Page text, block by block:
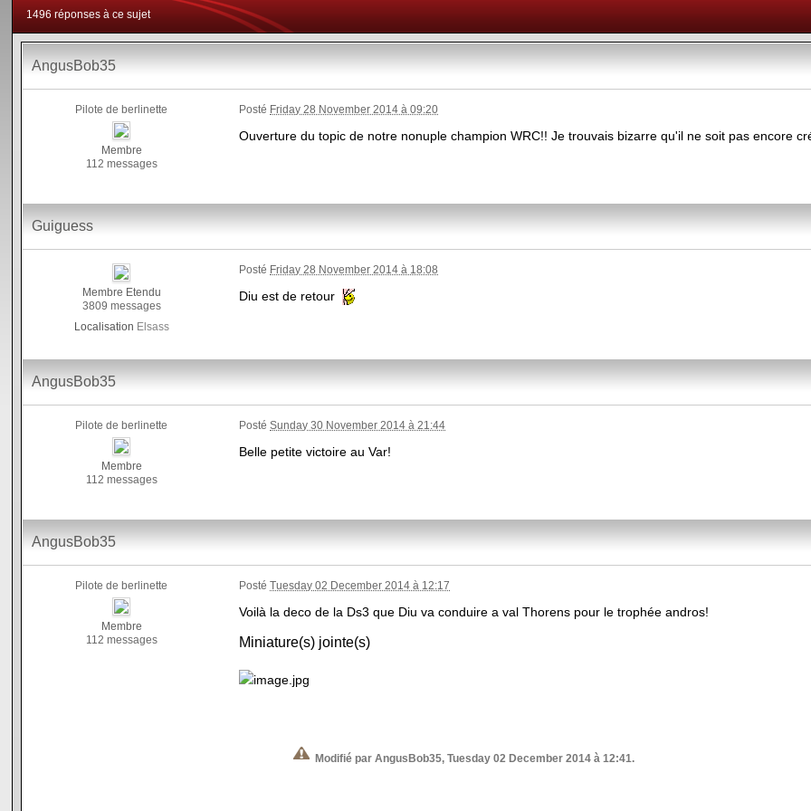
1496 réponses à ce sujet
AngusBob35
Pilote de berlinette
Membre
112 messages
Posté Friday 28 November 2014 à 09:20
Ouverture du topic de notre nonuple champion WRC!! Je trouvais bizarre qu'il ne soit pas encore
Guiguess
Membre Etendu
3809 messages
Localisation Elsass
Posté Friday 28 November 2014 à 18:08
Diu est de retour
AngusBob35
Pilote de berlinette
Membre
112 messages
PostéSunday 30 November 2014 à 21:44
Belle petite victoire au Var!
AngusBob35
Pilote de berlinette
Membre
112 messages
PostéTuesday 02 December 2014 à 12:17
Voilà la deco de la Ds3 que Diu va conduire a val Thorens pour le trophée andros!
Miniature(s) jointe(s)
Modifié par AngusBob35, Tuesday 02 December 2014 à 12:41.